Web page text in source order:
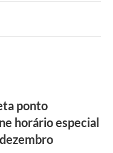
ponto
horário especial